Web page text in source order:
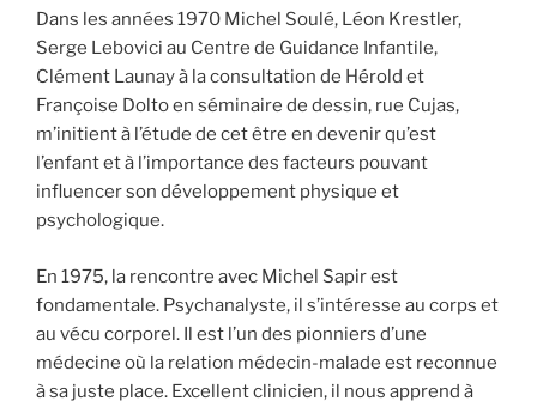
Dans les années 1970 Michel Soulé, Léon Krestler,
Serge Lebovici au Centre de Guidance Infantile,
Clément Launay à la consultation de Hérold et
Françoise Dolto en séminaire de dessin, rue Cujas,
m’initient à l’étude de cet être en devenir qu’est
l’enfant et à l’importance des facteurs pouvant
influencer son développement physique et
psychologique.
En 1975, la rencontre avec Michel Sapir est
fondamentale. Psychanalyste, il s’intéresse au corps et
au vécu corporel. Il est l’un des pionniers d’une
médecine où la relation médecin-malade est reconnue
à sa juste place. Excellent clinicien, il nous apprend à